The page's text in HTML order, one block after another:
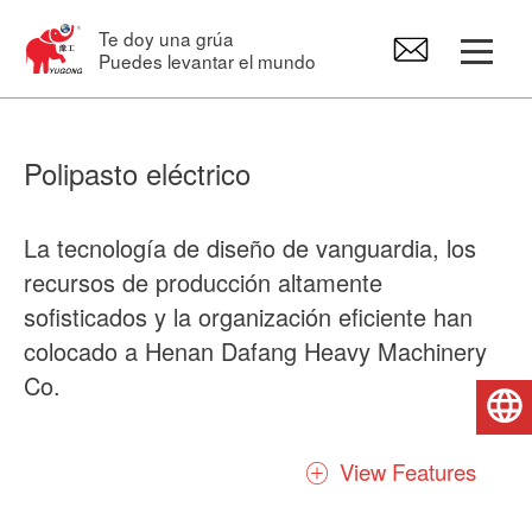
Te doy una grúa
Puedes levantar el mundo
Grúa Pluma
Polipasto eléctrico
Polipasto eléctrico
La tecnología de diseño de vanguardia, los
recursos de producción altamente
sofisticados y la organización eficiente han
colocado a Henan Dafang Heavy Machinery
Co.
gran variedad de aplicaciones, tanto como
View Features
Español